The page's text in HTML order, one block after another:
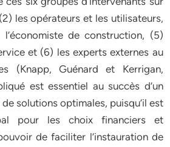
les opérateurs et les utilisateurs,
de construction, (5)
et (6) les experts externes au
(Knapp, Guénard et Kerrigan,
est essentiel au succès d’un
solutions optimales, puisqu’il est
pour les choix financiers et
de faciliter l’instauration de